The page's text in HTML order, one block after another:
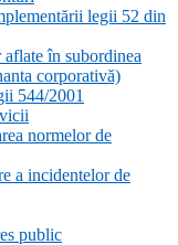
legii 52 din
în subordinea
corporativă)
544/2001
normelor de
a incidentelor de
public